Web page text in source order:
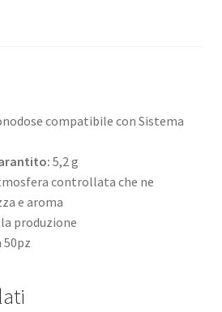
compatibile con Sistema
5,2 g
controllata che ne
e aroma
produzione
50pz